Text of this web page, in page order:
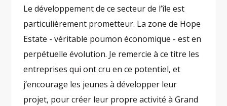
Le développement de ce secteur de l’île est
particulièrement prometteur. La zone de Hope
Estate - véritable poumon économique - est en
perpétuelle évolution. Je remercie à ce titre les
entreprises qui ont cru en ce potentiel, et
j’encourage les jeunes à développer leur
projet, pour créer leur propre activité à Grand